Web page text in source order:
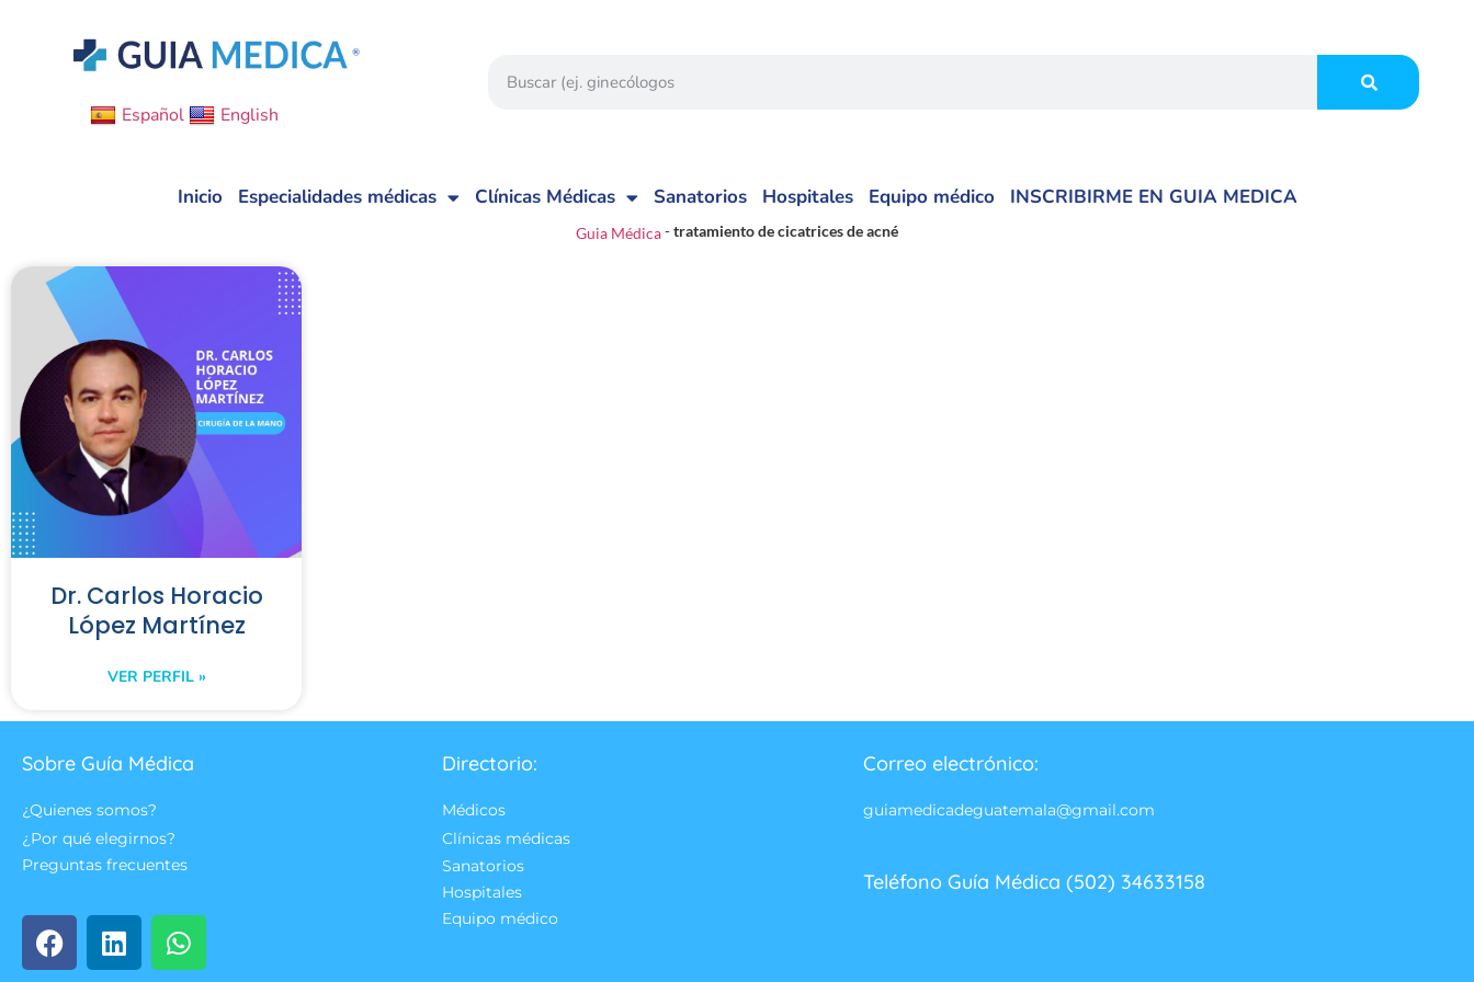
Español English
Inicio Especialidades médicas Clínicas Médicas Sanatorios Hospitales Equipo médico INSCRIBIRME EN GUIA MEDICA
Guia Médica-tratamiento de cicatrices de acné
Dr. Carlos Horacio
López Martínez
VER PERFIL »
Sobre Guía Médica
¿Quienes somos?
¿Por qué elegirnos?
Preguntas frecuentes
Directorio:
Médicos
Clínicas médicas
Sanatorios
Hospitales
Equipo médico
Correo electrónico:
guiamedicadeguatemala@gmail.com
Teléfono Guía Médica (502) 34633158